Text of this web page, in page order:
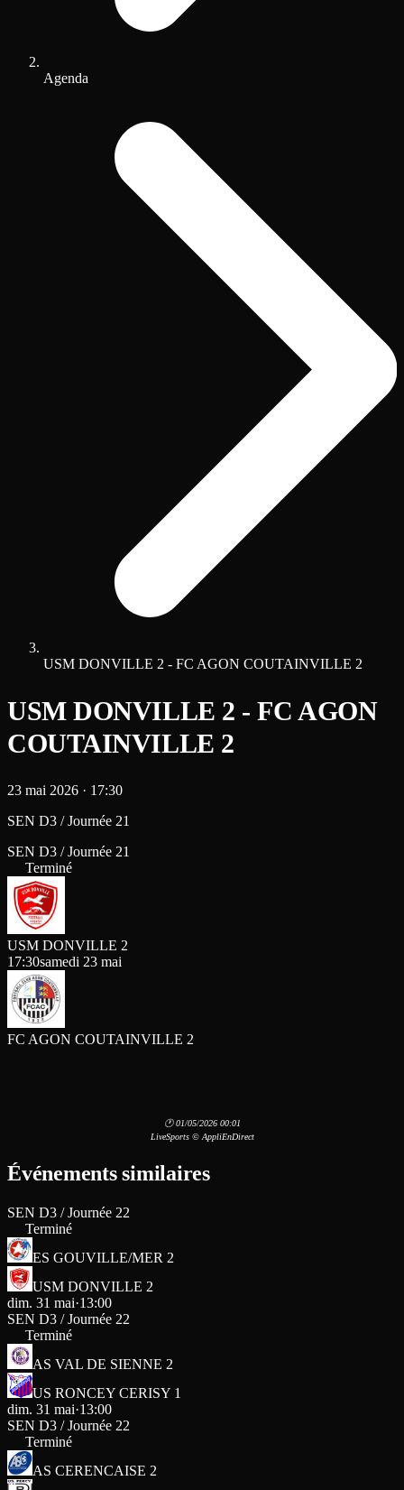
Agenda
USM DONVILLE 2 - FC AGON COUTAINVILLE 2
USM DONVILLE 2 - FC AGON
COUTAINVILLE 2
23 mai 2026 · 17:30
SEN D3 / Journée 21
SEN D3 / Journée 21
Terminé
USM DONVILLE 2
17:30samedi 23 mai
FC AGON COUTAINVILLE 2
🕐 01/05/2026 00:01
LiveSports © AppliEnDirect
Événements similaires
SEN D3 / Journée 22
Terminé
ES GOUVILLE/MER 2
USM DONVILLE 2
dim. 31 mai·13:00
SEN D3 / Journée 22
Terminé
AS VAL DE SIENNE 2
US RONCEY CERISY 1
dim. 31 mai·13:00
SEN D3 / Journée 22
Terminé
AS CERENCAISE 2